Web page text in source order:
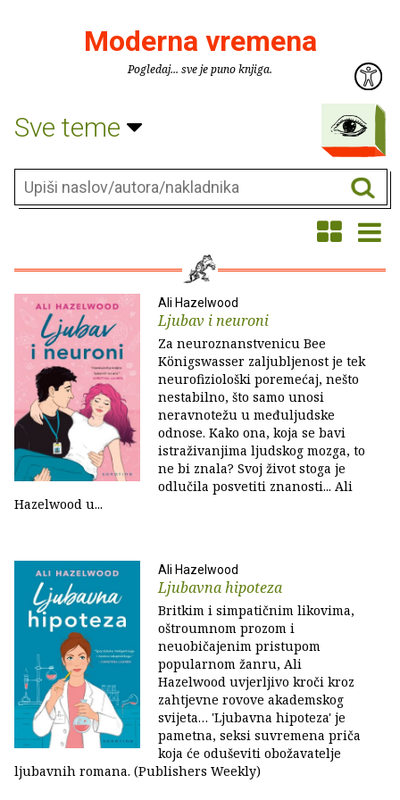
Moderna vremena
Pogledaj... sve je puno knjiga.
Sve teme
Ali Hazelwood
Ljubav i neuroni
Za neuroznanstvenicu Bee
Königswasser zaljubljenost je tek
neurofiziološki poremećaj, nešto
nestabilno, što samo unosi
neravnotežu u međuljudske
odnose. Kako ona, koja se bavi
istraživanjima ljudskog mozga, to
ne bi znala? Svoj život stoga je
odlučila posvetiti znanosti... Ali
Hazelwood u...
Ali Hazelwood
Ljubavna hipoteza
Britkim i simpatičnim likovima,
oštroumnom prozom i
neuobičajenim pristupom
popularnom žanru, Ali
Hazelwood uvjerljivo kroči kroz
zahtjevne rovove akademskog
svijeta… 'Ljubavna hipoteza' je
pametna, seksi suvremena priča
koja će oduševiti obožavatelje
ljubavnih romana. (Publishers Weekly)